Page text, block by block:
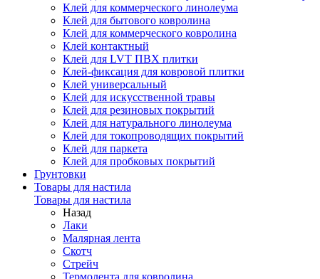
Клей для коммерческого линолеума
Клей для бытового ковролина
Клей для коммерческого ковролина
Клей контактный
Клей для LVT ПВХ плитки
Клей-фиксация для ковровой плитки
Клей универсальный
Клей для искусственной травы
Клей для резиновых покрытий
Клей для натурального линолеума
Клей для токопроводящих покрытий
Клей для паркета
Клей для пробковых покрытий
Грунтовки
Товары для настила
Товары для настила
Назад
Лаки
Малярная лента
Скотч
Стрейч
Термолента для ковролина